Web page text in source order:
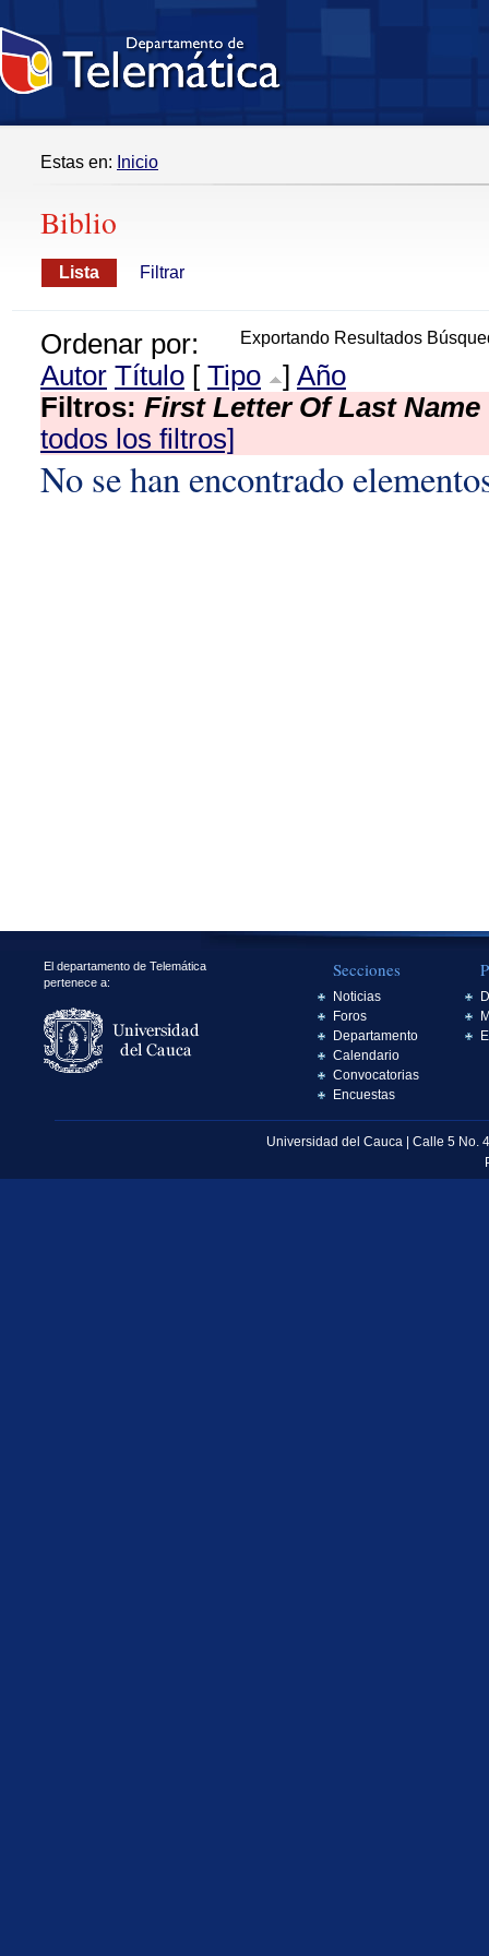
Estas en: Inicio
Biblio
Lista Filtrar
Exportando Resultados
Ordenar por:
Autor Título [ Tipo ] Año
Filtros: First Letter Of Last Name
todos los filtros]
No se han encontrado
El departamento de Telemática
pertenece a:
Secciones
Noticias
Foros
Departamento
Calendario
Convocatorias
Encuestas
Universidad del Cauca | Calle 5 No.